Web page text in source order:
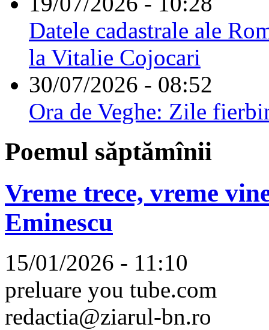
Datele cadastrale ale
la Vitalie Cojocari
30/07/2026 - 08:52
Ora de Veghe: Zile
Poemul săptămînii
Vreme trece, vreme
Eminescu
15/01/2026 - 11:10
preluare you tube.com
redactia@ziarul-bn.ro